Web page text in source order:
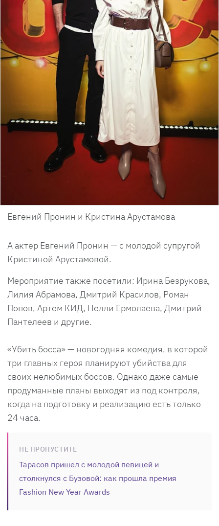
Евгений Пронин и Кристина Арустамова
А актер Евгений Пронин — с молодой супругой
Кристиной Арустамовой.
Мероприятие также посетили: Ирина Безрукова,
Лилия Абрамова, Дмитрий Красилов, Роман
Попов, Артем КИД, Нелли Ермолаева, Дмитрий
Пантелеев и другие.
«Убить босса» — новогодняя комедия, в которой
три главных героя планируют убийства для
своих нелюбимых боссов. Однако даже самые
продуманные планы выходят из под контроля,
когда на подготовку и реализацию есть только
24 часа.
НЕ ПРОПУСТИТЕ
Тарасов пришел с молодой певицей и
столкнулся с Бузовой: как прошла премия
Fashion New Year Awards